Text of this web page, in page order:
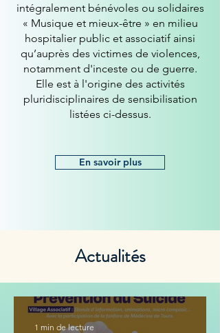
intégralement bénévoles ou solidaires
« Musique et mieux-être » en milieu
hospitalier public et associatif ainsi
qu’auprès des victimes de violences,
notamment d'inceste ou de guerre.
Elle est à l'origine des activités
pluridisciplinaires de sensibilisation
listées ci-dessus.
En savoir plus
Actualités
1 min de lecture